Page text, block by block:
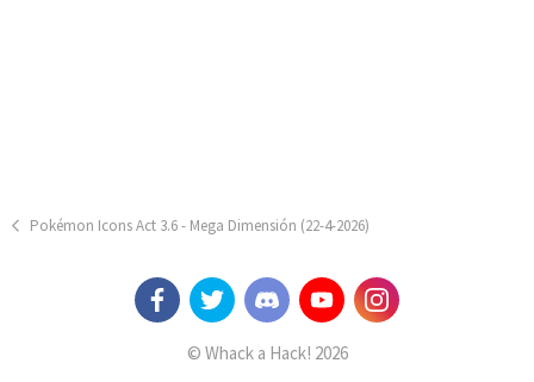
Pokémon Icons Act 3.6 - Mega Dimensión (22-4-2026)
© Whack a Hack! 2026